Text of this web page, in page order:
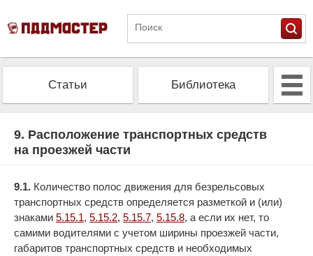
Статьи Библиотека
9. Расположение транспортных средств
на проезжей части
9.1. Количество полос движения для безрельсовых
транспортных средств определяется разметкой и (или)
знаками 5.15.1, 5.15.2, 5.15.7, 5.15.8, а если их нет, то
самими водителями с учетом ширины проезжей части,
габаритов транспортных средств и необходимых